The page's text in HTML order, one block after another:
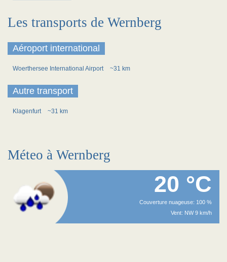
Les transports de Wernberg
Aéroport international
Woerthersee International Airport ~31 km
Autre transport
Klagenfurt ~31 km
Méteo à Wernberg
20 °C
Couverture nuageuse: 100 %
Vent: NW 9 km/h